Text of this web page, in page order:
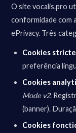
O site vocalis.pro
conformidade com
ePrivacy. Três
Cookies
preferência
Cookies
Mode v2.
(banner).
Cookies